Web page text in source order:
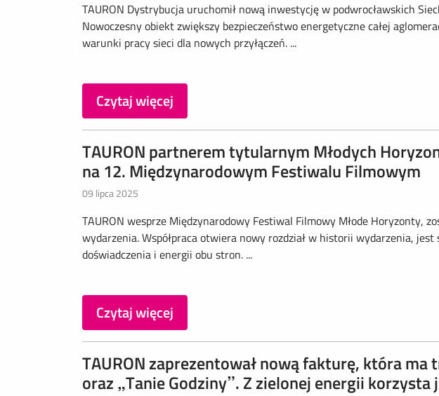
TAURON Dystrybucja uruchomił nową inwestycję w podwrocławskich
Nowoczesny obiekt zwiększy bezpieczeństwo energetyczne całej
warunki pracy sieci dla nowych przyłączeń. ...
Czytaj więcej
TAURON partnerem tytularnym Młodych
na 12. Międzynarodowym Festiwalu Filmowym
09 lipca 2025
TAURON wesprze Międzynarodowy Festiwal Filmowy Młode Horyzonty,
wydarzenia. Współpraca otwiera nowy rozdział w historii wydarzenia,
doświadczenia i energii obu stron. ...
Czytaj więcej
TAURON zaprezentował nową fakturę, która
oraz „Tanie Godziny”. Z zielonej energii